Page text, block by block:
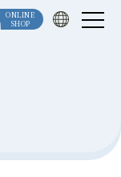
ONLINE
SHOP